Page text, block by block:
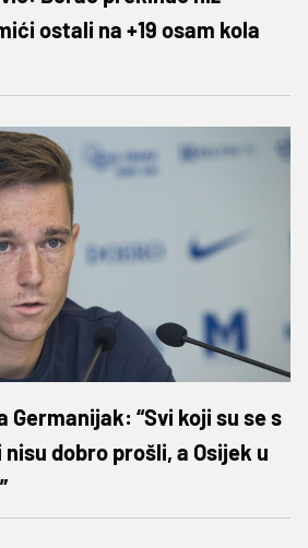
ostali na +19 osam kola
Germanijak: “Svi koji su se s
dobro prošli, a Osijek u